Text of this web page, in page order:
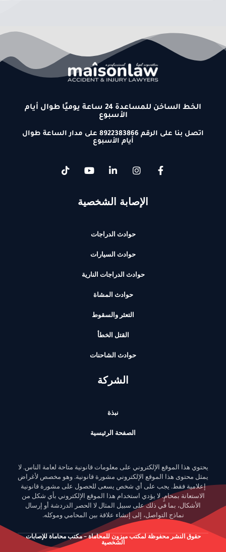
الخط الساخن للمساعدة 24 ساعة يوميًا طوال أيام
الأسبوع
اتصل بنا على الرقم 8922383866 على مدار الساعة طوال
أيام الأسبوع
الإصابة الشخصية
حوادث الدراجات
حوادث السيارات
حوادث الدراجات النارية
حوادث المشاة
التعثر والسقوط
القتل الخطأ
حوادث الشاحنات
الشركة
نبذة
الصفحة الرئيسية
يحتوي هذا الموقع الإلكتروني على معلومات قانونية متاحة لعامة الناس. لا
يمثل محتوى هذا الموقع الإلكتروني مشورة قانونية. وهو مخصص لأغراض
إعلامية فقط. يجب على أي شخص يسعى للحصول على مشورة قانونية
الاستعانة بمحامٍ. لا يؤدي استخدام هذا الموقع الإلكتروني بأي شكل من
الأشكال، بما في ذلك على سبيل المثال لا الحصر الدردشة أو إرسال
نماذج التواصل، إلى إنشاء علاقة بين المحامي وموكله.
حقوق النشر محفوظة لمكتب ميزون للمحاماة – مكتب محاماة للإصابات
الشخصية